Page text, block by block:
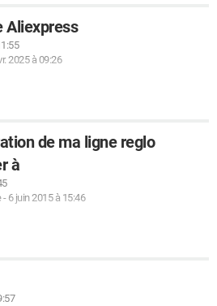
Aliexpress
2025 à 09:26
de ma ligne reglo
à
- 6 juin 2015 à 15:46